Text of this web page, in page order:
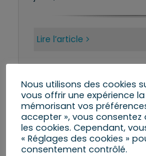
Lire l’article
Nous utilisons des cookies
vous offrir une expérience
mémorisant vos
accepter », vous consentez
les cookies. Cependant,
« Réglages des cookies »
consentement contrôlé.